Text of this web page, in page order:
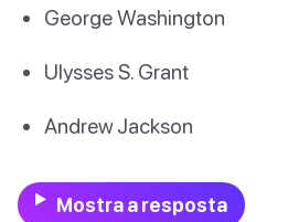
George Washington
Ulysses S. Grant
Andrew Jackson
Mostra a resposta